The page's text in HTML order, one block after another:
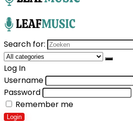
Search for:
Log In
Username
Password
Remember me
Login